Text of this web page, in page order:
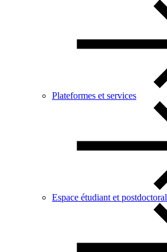
Plateformes et services
Espace étudiant et postdoctoral